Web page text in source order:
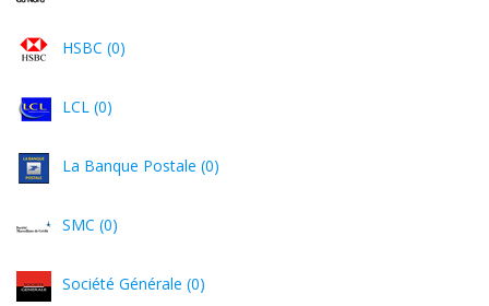
HSBC (0)
LCL (0)
La Banque Postale (0)
SMC (0)
Société Générale (0)